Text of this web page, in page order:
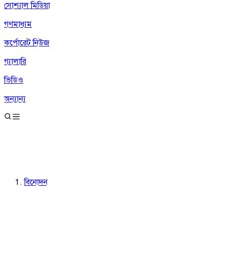
সোশ্যাল মিডিয়া
গণমাধ্যম
কর্পোরেট নিউজ
গ্যালারি
ভিডিও
অন্যান্য
বিনোদন